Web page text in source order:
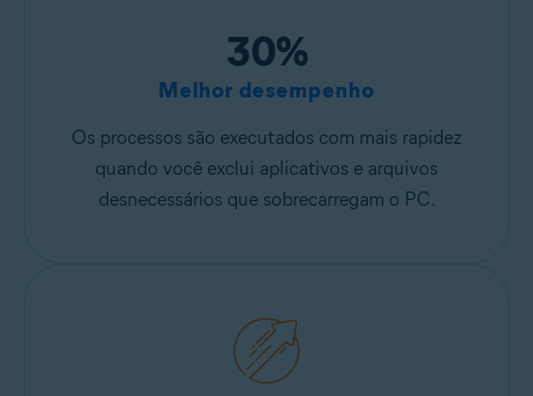
30%
Melhor desempenho
Os processos são executados com mais rapidez
quando você exclui aplicativos e arquivos
desnecessários que sobrecarregam o PC.